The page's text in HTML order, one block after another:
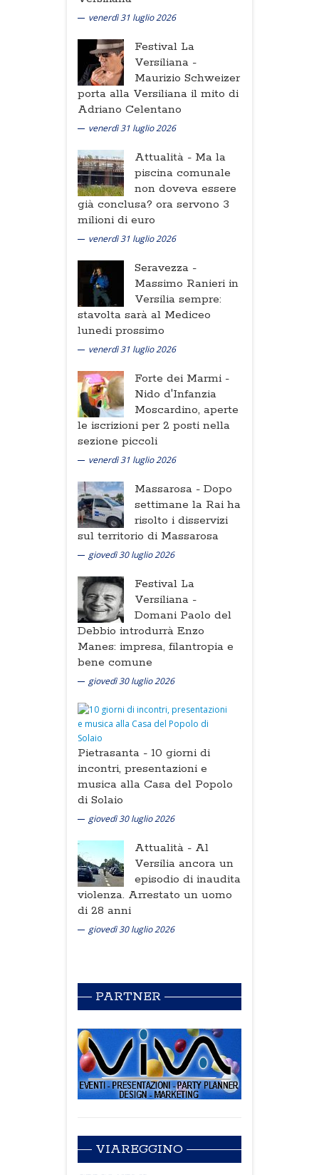
venerdì 31 luglio 2026
Festival La
Versiliana -
Maurizio Schweizer
porta alla Versiliana il mito di
Adriano Celentano
venerdì 31 luglio 2026
Attualità - Ma la
piscina comunale
non doveva essere
già conclusa? ora servono 3
milioni di euro
venerdì 31 luglio 2026
Seravezza -
Massimo Ranieri in
Versilia sempre:
stavolta sarà al Mediceo
lunedi prossimo
venerdì 31 luglio 2026
Forte dei Marmi -
Nido d'Infanzia
Moscardino, aperte
le iscrizioni per 2 posti nella
sezione piccoli
venerdì 31 luglio 2026
Massarosa - Dopo
settimane la Rai ha
risolto i disservizi
sul territorio di Massarosa
giovedì 30 luglio 2026
Festival La
Versiliana -
Domani Paolo del
Debbio introdurrà Enzo
Manes: impresa, filantropia e
bene comune
giovedì 30 luglio 2026
Pietrasanta - 10 giorni di
incontri, presentazioni e
musica alla Casa del Popolo
di Solaio
giovedì 30 luglio 2026
Attualità - Al
Versilia ancora un
episodio di inaudita
violenza. Arrestato un uomo
di 28 anni
giovedì 30 luglio 2026
PARTNER
VIAREGGINO